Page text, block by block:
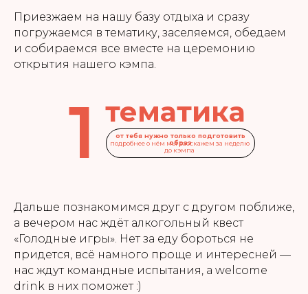
Приезжаем на нашу базу отдыха и сразу
погружаемся в тематику, заселяемся, обедаем
и собираемся все вместе на церемонию
открытия нашего кэмпа.
от тебя нужно только подготовить
образ
подробнее о нём мы расскажем за неделю
до кэмпа
1 тематика
Дальше познакомимся друг с другом поближе,
а вечером нас ждёт алкогольный квест
«Голодные игры». Нет за еду бороться не
придется, всё намного проще и интересней —
нас ждут командные испытания, а welcome
drink в них поможет :)